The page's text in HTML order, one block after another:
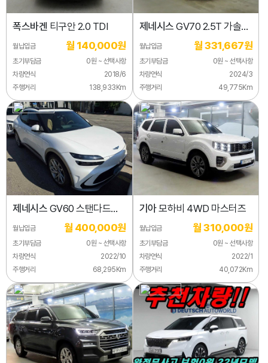
폭스바겐 티구안 2.0 TDI
월납입금 월 140,000원
초기부담금
0원 ~ 선택사항
차량연식
2018/6
주행거리
138,933Km
제네시스 GV70 2.5T 가솔린
2WD
월납입금 월 331,667원
초기부담금
0원 ~ 선택사항
차량연식
2024/3
주행거리
49,775Km
제네시스 GV60 스탠다드
AWD
월납입금 월 400,000원
초기부담금
0원 ~ 선택사항
차량연식
2022/10
주행거리
68,295Km
기아모하비 4WD 마스터즈
월납입금 월 310,000원
초기부담금
0원 ~ 선택사항
차량연식
2022/1
주행거리
40,072Km